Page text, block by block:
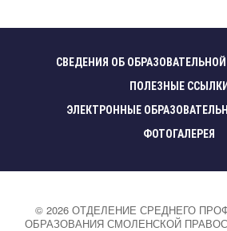
СВЕДЕНИЯ ОБ
ПОЛЕЗНЫЕ ССЫЛКИ
ЭЛЕКТРОННЫЕ
ФОТОГАЛЕРЕЯ
© 2026 ОТДЕЛЕНИЕ СРЕДНЕГО
ОБРАЗОВАНИЯ СМОЛЕНСКОЙ